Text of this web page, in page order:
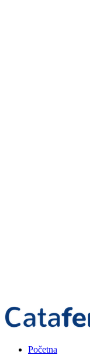
Početna